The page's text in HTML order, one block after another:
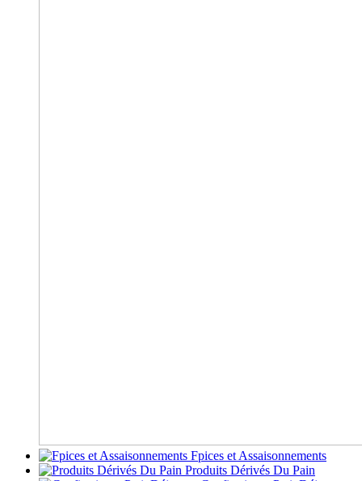
Fpices et Assaisonnements
Produits Dérivés Du Pain